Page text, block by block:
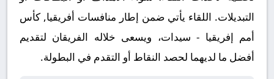
التبديلات. اللقاء يأتي ضمن إطار منافسات أفريقيا, كأس
أمم إفريقيا - سيدات، ويسعى خلاله الفريقان لتقديم
أفضل ما لديهما لحصد النقاط أو التقدم في البطولة.